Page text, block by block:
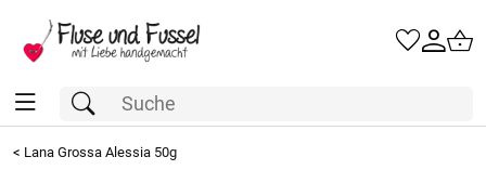
< Lana Grossa Alessia 50g